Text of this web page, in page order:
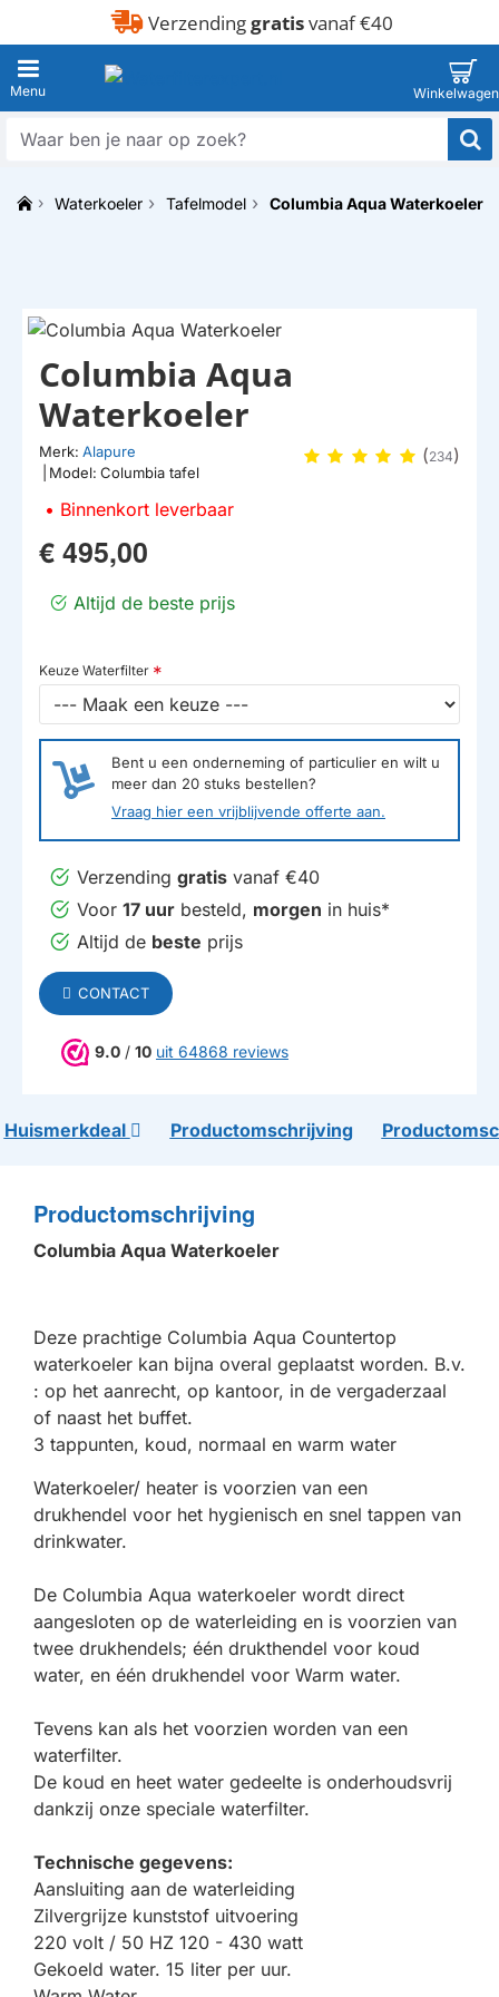
Verzendinggratisvanaf €40
Waar
naar
Waterkoeler Tafelmodel Columbia Aqua Waterkoeler
LEVERBAAR
Binnenkort leverbaar
Columbia Aqua
Waterkoeler
Merk: Alapure
Model: Columbia tafel
(234)
€ 495,00
Altijd de beste prijs
Bent u een onderneming of particulier en wilt u
meer dan 20 stuks bestellen?
Vraag hier een vrijblijvende offerte aan.
Keuze Waterfilter
Verzending gratis vanaf €40
Voor 17 uur besteld, morgen in huis*
Altijd de beste prijs
CONTACT
9.0 / 10 uit 64868 reviews
Huismerkdeal Productomschrijving
Productomschrijving
Columbia Aqua Waterkoeler
Deze prachtige Columbia Aqua Countertop
waterkoeler kan bijna overal geplaatst worden. B.v.
: op het aanrecht, op kantoor, in de vergaderzaal
of naast het buffet.
3 tappunten, koud, normaal en warm water
Waterkoeler/ heater is voorzien van een
drukhendel voor het hygienisch en snel tappen van
drinkwater.
De Columbia Aqua waterkoeler wordt direct
aangesloten op de waterleiding en is voorzien van
twee drukhendels; één drukthendel voor koud
water, en één drukhendel voor Warm water.
Tevens kan als het voorzien worden van een
waterfilter.
De koud en heet water gedeelte is onderhoudsvrij
dankzij onze speciale waterfilter.
Technische gegevens:
Aansluiting aan de waterleiding
Zilvergrijze kunststof uitvoering
220 volt / 50 HZ 120 - 430 watt
Gekoeld water. 15 liter per uur.